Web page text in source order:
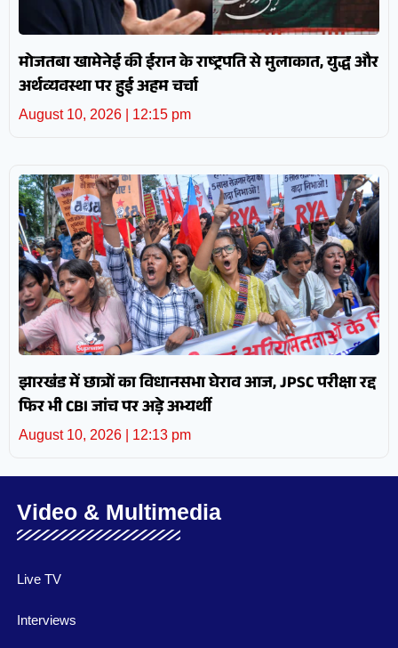
मोजतबा खामेनेई की ईरान के राष्ट्रपति से मुलाकात, युद्ध और
अर्थव्यवस्था पर हुई अहम चर्चा
August 10, 2026 12:15 pm
झारखंड में छात्रों का विधानसभा घेराव आज, JPSC परीक्षा रद्द
फिर भी CBI जांच पर अड़े अभ्यर्थी
August 10, 2026 12:13 pm
Video & Multimedia
Live TV
Interviews